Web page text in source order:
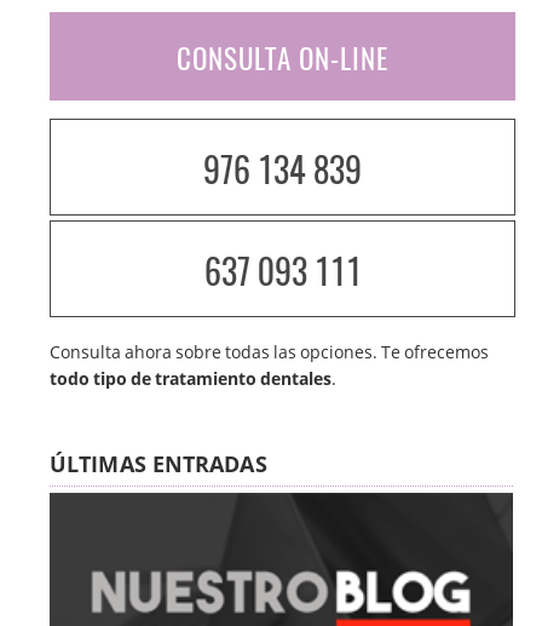
CONSULTA ON-LINE
976 134 839
637 093 111
Consulta ahora sobre todas las opciones. Te ofrecemos
todo tipo de tratamiento dentales.
ÚLTIMAS ENTRADAS